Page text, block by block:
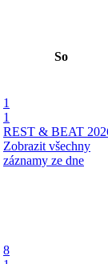
So
1
1
REST & BEAT
Zobrazit všechny
záznamy ze dne
8